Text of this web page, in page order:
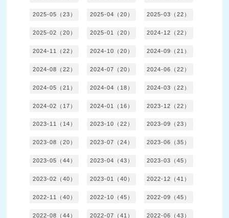
2025-05（23） 2025-04（20） 2025-03（22）
2025-02（20） 2025-01（20） 2024-12（22）
2024-11（22） 2024-10（20） 2024-09（21）
2024-08（22） 2024-07（20） 2024-06（22）
2024-05（21） 2024-04（18） 2024-03（22）
2024-02（17） 2024-01（16） 2023-12（22）
2023-11（14） 2023-10（22） 2023-09（23）
2023-08（20） 2023-07（24） 2023-06（35）
2023-05（44） 2023-04（43） 2023-03（45）
2023-02（40） 2023-01（40） 2022-12（41）
2022-11（40） 2022-10（45） 2022-09（45）
2022-08（44） 2022-07（41） 2022-06（43）